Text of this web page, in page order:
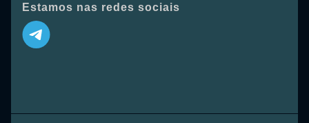
Estamos nas redes sociais